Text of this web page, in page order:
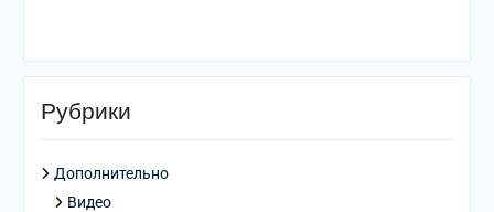
Рубрики
Дополнительно
Видео